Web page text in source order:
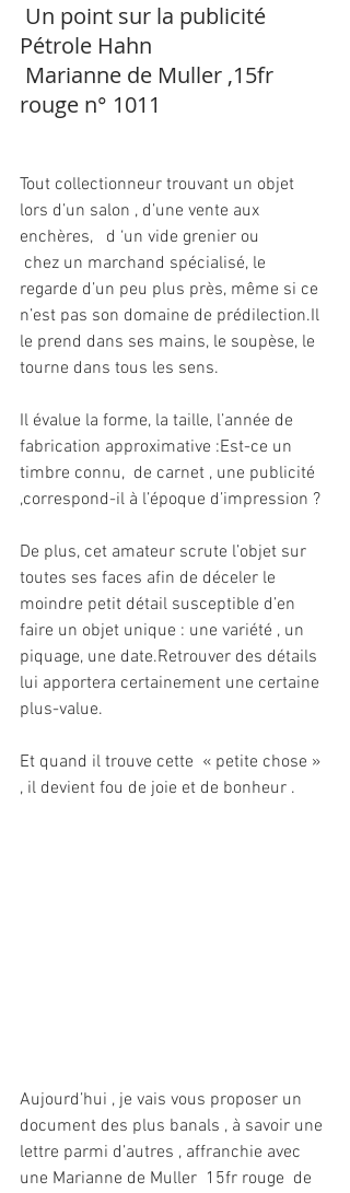
Pétrole Hahn
rouge n° 1011
Tout collectionneur trouvant un objet
lors d’un salon , d’une vente aux
enchères,   d ‘un vide grenier ou
regarde d’un peu plus près, même si ce
n’est pas son domaine de prédilection.Il
le prend dans ses mains, le soupèse, le
tourne dans tous les sens.
Il évalue la forme, la taille, l’année de
fabrication approximative :Est-ce un
timbre connu,  de carnet , une publicité
,correspond-il à l’époque d’impression ?
De plus, cet amateur scrute l’objet sur
toutes ses faces afin de déceler le
moindre petit détail susceptible d’en
faire un objet unique : une variété , un
piquage, une date.Retrouver des détails
lui apportera certainement une certaine
plus-value.
Et quand il trouve cette  « petite chose »
, il devient fou de joie et de bonheur .
Aujourd’hui , je vais vous proposer un
document des plus banals , à savoir une
lettre parmi d’autres , affranchie avec
une Marianne de Muller  15fr rouge  de